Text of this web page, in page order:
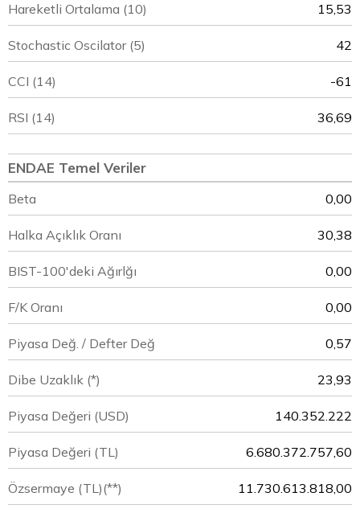
Hareketli Ortalama (10) 15,53
Stochastic Oscilator (5) 42
CCI (14) -61
RSI (14) 36,69
ENDAE Temel Veriler
Beta 0,00
Halka Açıklık Oranı 30,38
BIST-100'deki Ağırlğı 0,00
F/K Oranı 0,00
Piyasa Değ. / Defter Değ 0,57
Dibe Uzaklık (*) 23,93
Piyasa Değeri (USD) 140.352.222
Piyasa Değeri (TL) 6.680.372.757,60
Özsermaye (TL)(**) 11.730.613.818,00